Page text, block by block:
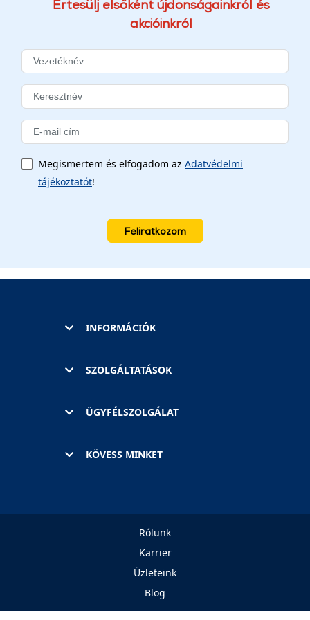
Értesülj elsőként újdonságainkról és
akcióinkról
Megismertem és elfogadom az Adatvédelmi
tájékoztatót!
Feliratkozom
INFORMÁCIÓK
SZOLGÁLTATÁSOK
ÜGYFÉLSZOLGÁLAT
KÖVESS MINKET
Rólunk
Karrier
Üzleteink
Blog